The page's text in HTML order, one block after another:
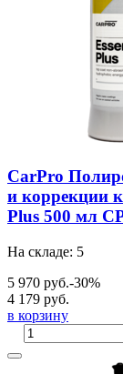
CarPro
и коррекции
Plus 500 мл
На складе: 5
5 970 руб.-30%
4 179 руб.
в корзину